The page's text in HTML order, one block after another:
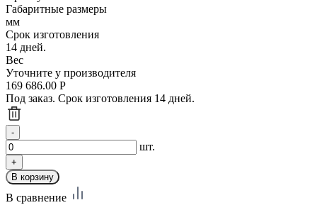
Габаритные размеры
мм
Срок изготовления
14 дней.
Вес
Уточните у производителя
169 686.00 Р
Под заказ. Срок изготовления 14 дней.
шт.
В сравнение